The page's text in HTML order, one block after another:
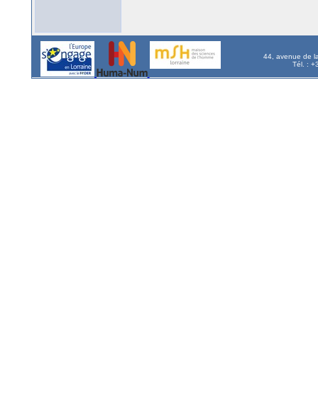
44, avenue de
Tél. :